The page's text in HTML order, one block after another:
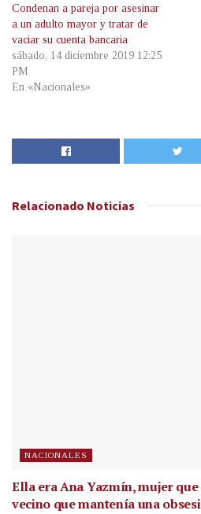
Condenan a pareja por asesinar
a un adulto mayor y tratar de
vaciar su cuenta bancaria
sábado, 14 diciembre 2019 12:25
PM
En «Nacionales»
Relacionado Noticias
NACIONALES
Ella era Ana Yazmín, mujer
vecino que mantenía una